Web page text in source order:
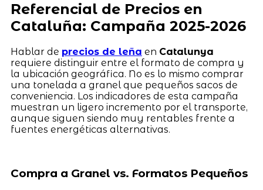
Referencial de Precios en
Cataluña: Campaña 2025-2026
Hablar de precios de leña en Catalunya
requiere distinguir entre el formato de compra y
la ubicación geográfica. No es lo mismo comprar
una tonelada a granel que pequeños sacos de
conveniencia. Los indicadores de esta campaña
muestran un ligero incremento por el transporte,
aunque siguen siendo muy rentables frente a
fuentes energéticas alternativas.
Compra a Granel vs. Formatos Pequeños